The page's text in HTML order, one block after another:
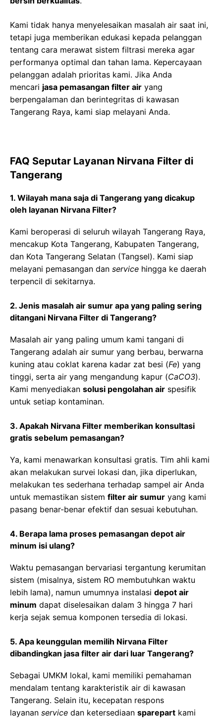
Kami tidak hanya menyelesaikan masalah air saat ini,
tetapi juga memberikan edukasi kepada pelanggan
tentang cara merawat sistem filtrasi mereka agar
performanya optimal dan tahan lama. Kepercayaan
pelanggan adalah prioritas kami. Jika Anda
mencari jasa pemasangan filter air yang
berpengalaman dan berintegritas di kawasan
Tangerang Raya, kami siap melayani Anda.
FAQ Seputar Layanan Nirvana Filter di
Tangerang
1. Wilayah mana saja di Tangerang yang dicakup
oleh layanan Nirvana Filter?
Kami beroperasi di seluruh wilayah Tangerang Raya,
mencakup Kota Tangerang, Kabupaten Tangerang,
dan Kota Tangerang Selatan (Tangsel). Kami siap
melayani pemasangan dan service hingga ke daerah
terpencil di sekitarnya.
2. Jenis masalah air sumur apa yang paling sering
ditangani Nirvana Filter di Tangerang?
Masalah air yang paling umum kami tangani di
Tangerang adalah air sumur yang berbau, berwarna
kuning atau coklat karena kadar zat besi (Fe) yang
tinggi, serta air yang mengandung kapur (CaCO3).
Kami menyediakan solusi pengolahan air spesifik
untuk setiap kontaminan.
3. Apakah Nirvana Filter memberikan konsultasi
gratis sebelum pemasangan?
Ya, kami menawarkan konsultasi gratis. Tim ahli kami
akan melakukan survei lokasi dan, jika diperlukan,
melakukan tes sederhana terhadap sampel air Anda
untuk memastikan sistem filter air sumur yang kami
pasang benar-benar efektif dan sesuai kebutuhan.
4. Berapa lama proses pemasangan depot air
minum isi ulang?
Waktu pemasangan bervariasi tergantung kerumitan
sistem (misalnya, sistem RO membutuhkan waktu
lebih lama), namun umumnya instalasi depot air
minum dapat diselesaikan dalam 3 hingga 7 hari
kerja sejak semua komponen tersedia di lokasi.
5. Apa keunggulan memilih Nirvana Filter
dibandingkan jasa filter air dari luar Tangerang?
Sebagai UMKM lokal, kami memiliki pemahaman
mendalam tentang karakteristik air di kawasan
Tangerang. Selain itu, kecepatan respons
layanan service dan ketersediaan sparepart kami